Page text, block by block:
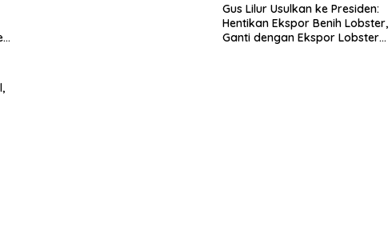
Gus Lilur Usulkan ke Presiden:
Hentikan Ekspor Benih Lobster,
Ganti dengan Ekspor Lobster